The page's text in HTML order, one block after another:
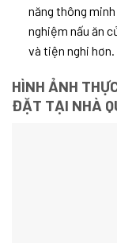
năng thông
nghiệm nấu ăn
và tiện nghi hơn.
HÌNH ẢNH
ĐẶT TẠI NHÀ